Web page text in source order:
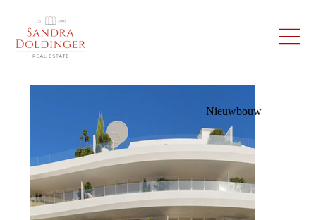
Nieuwbouw